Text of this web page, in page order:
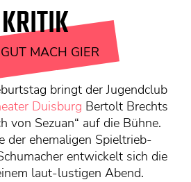
KRITIK
MACH GIER
bringt der Jugendclub
Duisburg Bertolt Brechts
von Sezuan“ auf die Bühne.
der ehemaligen Spieltrieb-
entwickelt sich die
laut-lustigen Abend.